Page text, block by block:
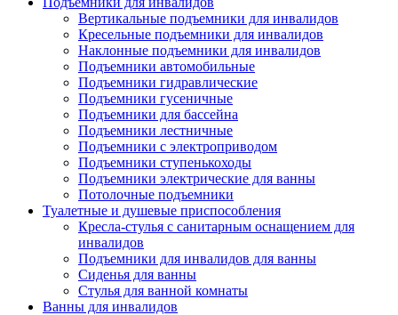
Вертикальные подъемники для инвалидов
Кресельные подъемники для инвалидов
Наклонные подъемники для инвалидов
Подъемники автомобильные
Подъемники гидравлические
Подъемники гусеничные
Подъемники для бассейна
Подъемники лестничные
Подъемники с электроприводом
Подъемники ступенькоходы
Подъемники электрические для ванны
Потолочные подъемники
Туалетные и душевые приспособления
Кресла-стулья с санитарным оснащением для
инвалидов
Подъемники для инвалидов для ванны
Сиденья для ванны
Стулья для ванной комнаты
Ванны для инвалидов